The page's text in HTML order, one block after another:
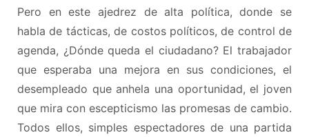
Pero en este ajedrez de alta política, donde se
habla de tácticas, de costos políticos, de control de
agenda, ¿Dónde queda el ciudadano? El trabajador
que esperaba una mejora en sus condiciones, el
desempleado que anhela una oportunidad, el joven
que mira con escepticismo las promesas de cambio.
Todos ellos, simples espectadores de una partida